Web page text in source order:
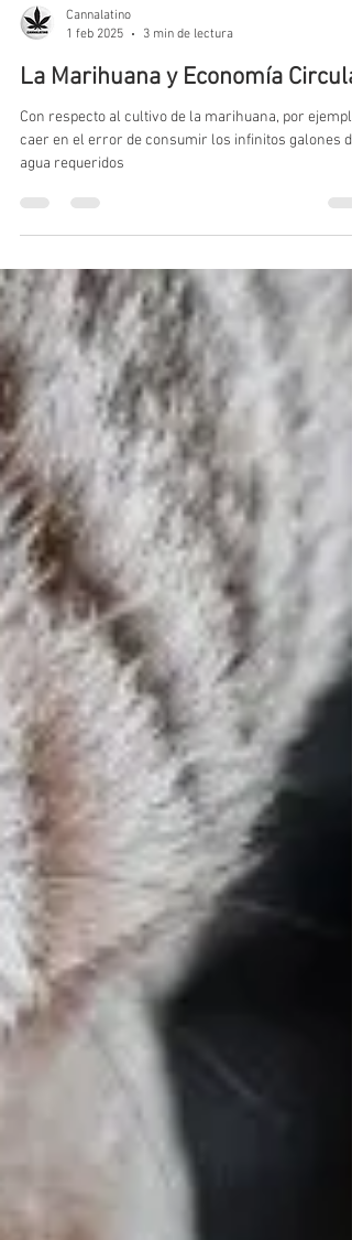
Cannalatino
3 min de lectura
La Marihuana y Economía
Con respecto al cultivo de la marihuana, por
caer en el error de consumir los infinitos galones de